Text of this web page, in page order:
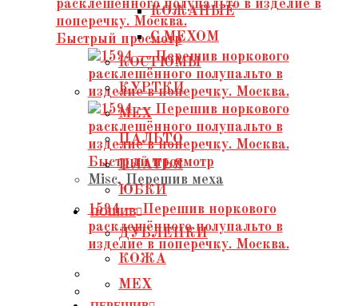
КОЖАНЫЕ
С МЕХОМ
КОСТЮМЫ
КУРТКИ
МЕХ
ПАЛЬТО
ПЛАТЬЯ
ЮБКИ
ПОШИВ
ДУБЛЕНКИ
КОЖА
МЕХ
Быстрый просмотр
Быстрый просмотр
Misc, Перешив меха
1594 — Перешив норкового
расклешëнного полупальто в
изделие в поперечку. Москва.